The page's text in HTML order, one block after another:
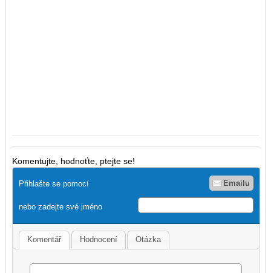
Komentujte, hodnoťte, ptejte se!
Přihlašte se pomocí Emailu
nebo zadejte své jméno
Komentář Hodnocení Otázka